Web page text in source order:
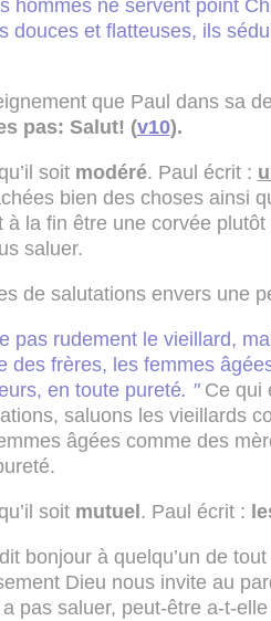
hommes ne servent point
douces et flatteuses, ils
que Paul dans sa
pas: Salut! (v10).
soit modéré. Paul écrit :
bien des choses ainsi
la fin être une corvée plutôt
saluer.
de salutations envers une
pas rudement le vieillard,
des frères, les femmes
en toute pureté. " Ce qui
saluons les vieillards
âgées comme des
soit mutuel . Paul écrit :
bonjour à quelqu’un de
Dieu nous invite au
pas saluer, peut-être a-t-